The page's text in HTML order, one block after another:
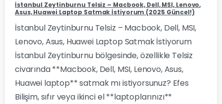
İstanbul Zeytinburnu Telsiz – Macbook, Dell, MSI, Lenovo,
Asus, Huawei Laptop Satmak İstiyorum (2025 Güncel!)
İstanbul Zeytinburnu Telsiz – Macbook, Dell, MSI,
Lenovo, Asus, Huawei Laptop Satmak İstiyorum
İstanbul Zeytinburnu bölgesinde, özellikle Telsiz
civarında **Macbook, Dell, MSI, Lenovo, Asus,
Huawei laptop** satmak mı istiyorsunuz? Efes
Bilişim, sıfır veya ikinci el **laptoplarınızı**